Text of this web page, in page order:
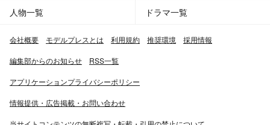
人物一覧 ドラマ一覧
会社概要 モデルプレスとは 利用規約 推奨環境 採用情報
編集部からのお知らせ RSS一覧
アプリケーションプライバシーポリシー
情報提供・広告掲載・お問い合わせ